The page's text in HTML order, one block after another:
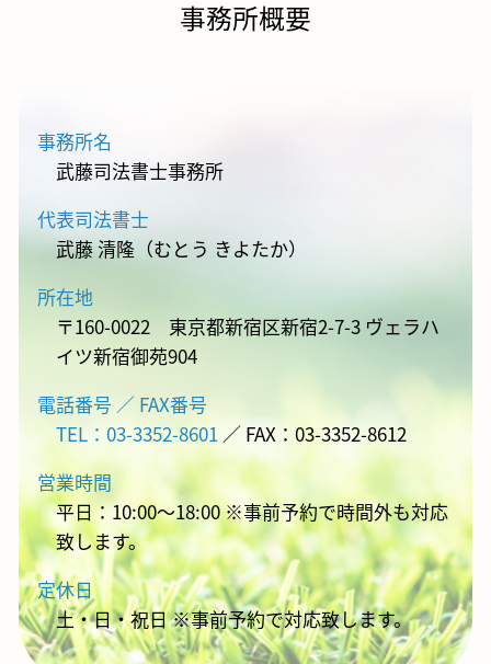
事務所概要
事務所名
武藤司法書士事務所
代表司法書士
武藤 清隆（むとう きよたか）
所在地
〒160-0022 東京都新宿区新宿2-7-3 ヴェラハ
イツ新宿御苑904
電話番号 ／ FAX番号
TEL：03-3352-8601 ／ FAX：03-3352-8612
営業時間
平日：10:00～18:00 ※事前予約で時間外も対応
致します。
定休日
土・日・祝日 ※事前予約で対応致します。